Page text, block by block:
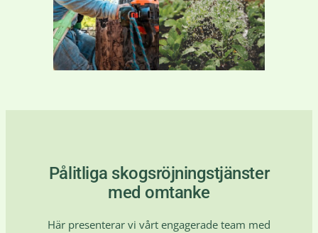
Pålitliga skogsröjningstjänster
med omtanke
Här presenterar vi vårt engagerade team med